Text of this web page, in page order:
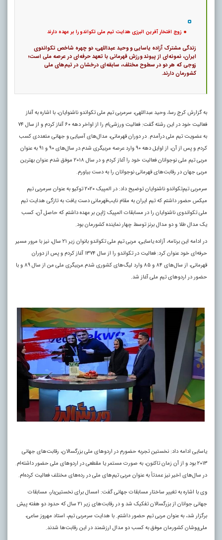
زوج افتخار آفرین البرزی هدایت تیم ملی تکواندو را بر عهده دارند
زندگی مشترک آزاده یاسایی و وحید عبداللهی، دو چهره شاخص تکواندوی
ایران، نمونه‌ای از پیوند ورزش قهرمانی با تعهد حرفه‌ای در عرصه ملی است؛
زوجی که هر دو در سطوح مختلف، سابقه‌ای درخشان در تیم‌های ملی
کشورمان دارند.
به گزارش کرج رسا، وحید عبداللهی، سرمربی تیم ملی تکواندو ناشنوایان، با اشاره به آغاز
فعالیت خود در این رشته گفت: فعالیت ورزشی‌ام را از اواخر دهه ۶۰ آغاز کردم و از سال ۷۴
به عضویت تیم ملی درآمدم. در دوران قهرمانی، مدال‌های آسیایی و جهانی متعددی کسب
کردم و پس از آن، از اوایل دهه ۹۰ وارد عرصه مربیگری شدم.در سال‌های ۹۰ و ۹۱ به عنوان
مربی تیم ملی نوجوانان فعالیت خود را آغاز کردم و در سال ۲۰۱۸ موفق شدم عنوان بهترین
مربی جهان در رقابت‌های قهرمانی نوجوانان را به دست بیاورم.
سرمربی تیم‌تکواندو ناشنوایان توضیح داد: در المپیک ۲۰۲۰ توکیو به عنوان سرمربی تیم
میکس حضور داشتم که تیم ایران به مقام نایب‌قهرمانی دست یافت به تازگی هدایت تیم
ملی تکواندوی ناشنوایان را در مسابقات المپیک ژاپن بر عهده داشتم که حاصل آن، کسب
یک مدال طلا و دو مدال برنز توسط چهار نماینده کشورمان بود.
در ادامه این برنامه، آزاده یاسایی، مربی تیم ملی تکواندو بانوان زیر ۲۱ سال، نیز با مرور مسیر
حرفه‌ای خود عنوان کرد: فعالیت در تکواندو را از سال ۱۳۷۴ آغاز کردم و پس از دوران
قهرمانی، از سال‌های ۸۴ و ۸۵ وارد لیگ‌های کشوری شدم.مربیگری ملی من از سال ۸۹ و با
حضور در اردو‌های تیم ملی آغاز شد.
یاسایی ادامه داد: نخستین تجربه حضورم در اردو‌های ملی بزرگسالان، رقابت‌های جهانی
۲۰۱۳ بود و از آن زمان تاکنون، به صورت مستمر یا مقطعی در اردو‌های ملی حضور داشته‌ام.
در سال‌های اخیر نیز عمدتاً به عنوان مربی تیم‌های ملی در رده‌های مختلف فعالیت کرده‌ام.
وی با اشاره به تغییر ساختار مسابقات جهانی گفت: امسال برای نخستین‌بار، مسابقات
جهانی جوانان از بزرگسالان تفکیک شد و در رقابت‌های زیر ۲۱ سال که حدود دو هفته پیش
برگزار شد، به عنوان مربی تیم حضور داشتم. با هدایت سرمربی تیم، استاد مهروز ساعی،
ملی‌پوشان کشورمان موفق به کسب دو مدال ارزشمند در این رقابت‌ها شدند.